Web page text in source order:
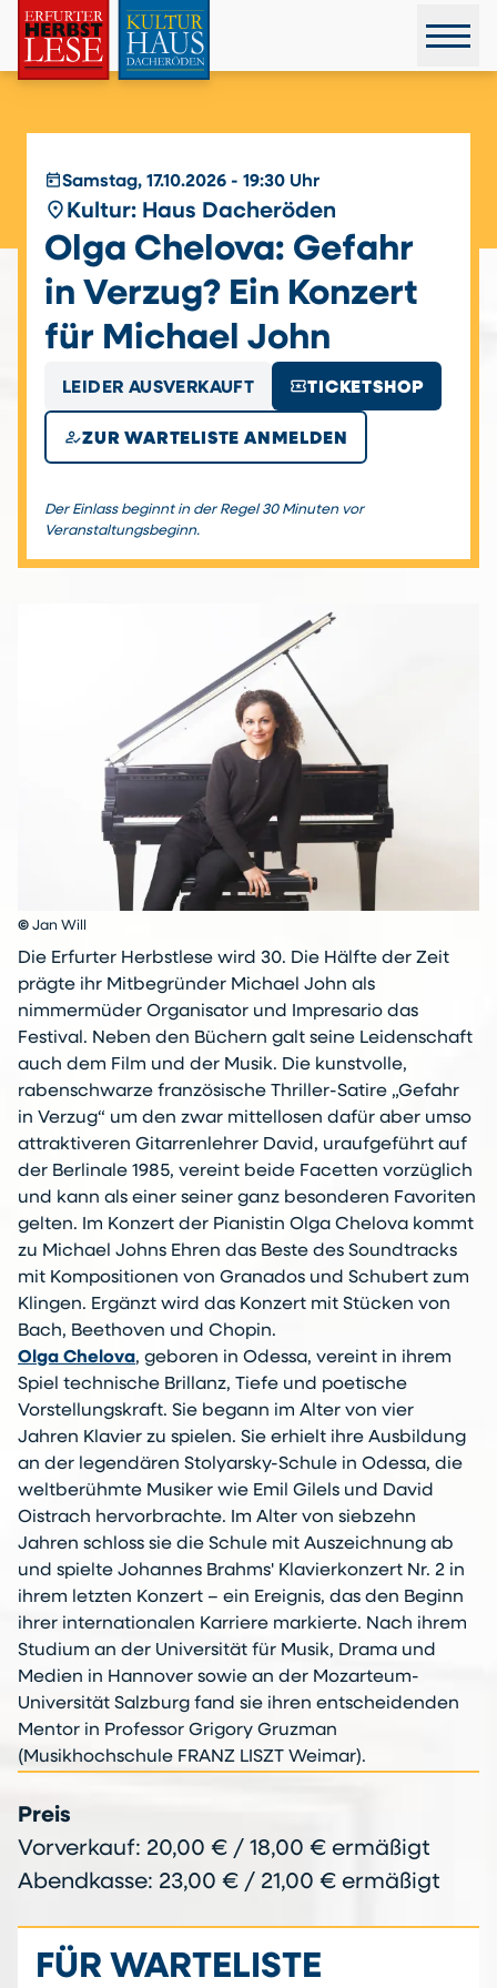
todaySamstag, 17.10.2026 - 19:30 Uhr
place Kultur: Haus Dacheröden
Olga Chelova: Gefahr
in Verzug? Ein Konzert
für Michael John
LEIDER AUSVERKAUFT local_activityTICKETSHOP
how_to_regZUR WARTELISTE ANMELDEN
Der Einlass beginnt in der Regel 30 Minuten vor
Veranstaltungsbeginn.
© Jan Will
Die Erfurter Herbstlese wird 30. Die Hälfte der Zeit
prägte ihr Mitbegründer Michael John als
nimmermüder Organisator und Impresario das
Festival. Neben den Büchern galt seine Leidenschaft
auch dem Film und der Musik. Die kunstvolle,
rabenschwarze französische Thriller-Satire „Gefahr
in Verzug“ um den zwar mittellosen dafür aber umso
attraktiveren Gitarrenlehrer David, uraufgeführt auf
der Berlinale 1985, vereint beide Facetten vorzüglich
und kann als einer seiner ganz besonderen Favoriten
gelten. Im Konzert der Pianistin Olga Chelova kommt
zu Michael Johns Ehren das Beste des Soundtracks
mit Kompositionen von Granados und Schubert zum
Klingen. Ergänzt wird das Konzert mit Stücken von
Bach, Beethoven und Chopin.
Olga Chelova, geboren in Odessa, vereint in ihrem
Spiel technische Brillanz, Tiefe und poetische
Vorstellungskraft. Sie begann im Alter von vier
Jahren Klavier zu spielen. Sie erhielt ihre Ausbildung
an der legendären Stolyarsky-Schule in Odessa, die
weltberühmte Musiker wie Emil Gilels und David
Oistrach hervorbrachte. Im Alter von siebzehn
Jahren schloss sie die Schule mit Auszeichnung ab
und spielte Johannes Brahms' Klavierkonzert Nr. 2 in
ihrem letzten Konzert – ein Ereignis, das den Beginn
ihrer internationalen Karriere markierte. Nach ihrem
Studium an der Universität für Musik, Drama und
Medien in Hannover sowie an der Mozarteum-
Universität Salzburg fand sie ihren entscheidenden
Mentor in Professor Grigory Gruzman
(Musikhochschule FRANZ LISZT Weimar).
Preis
Vorverkauf: 20,00 € / 18,00 € ermäßigt
Abendkasse: 23,00 € / 21,00 € ermäßigt
FÜR WARTELISTE